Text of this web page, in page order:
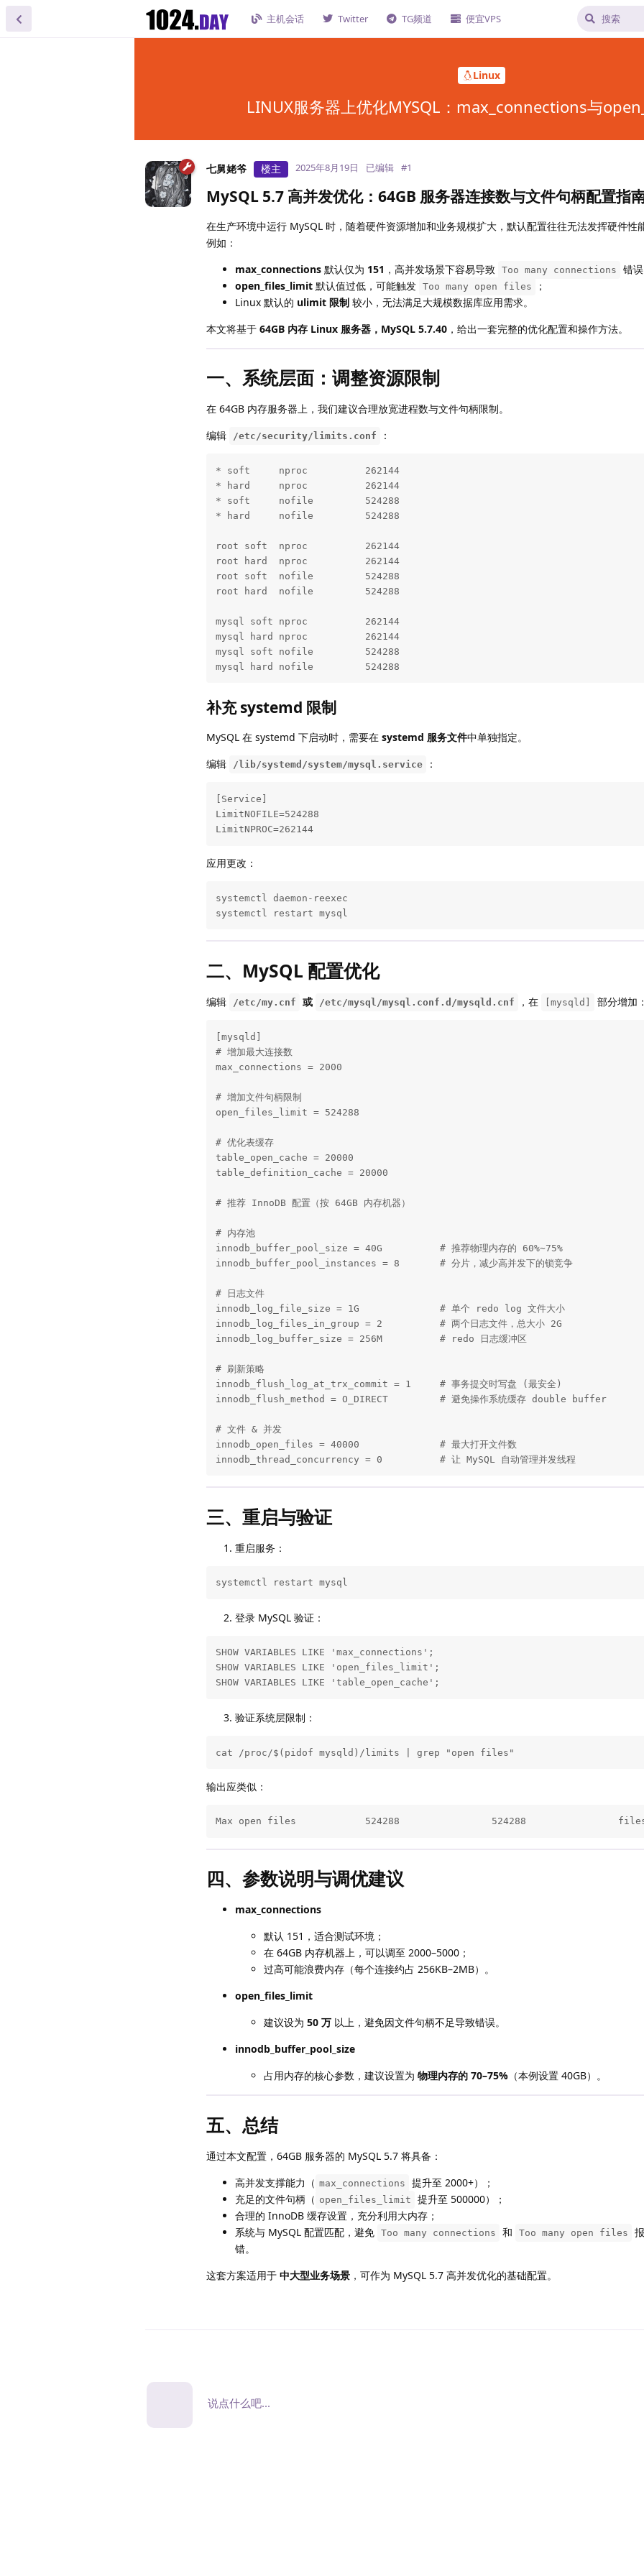
主机会话 Twitter TG频道 便宜VPS
Linux
LINUX服务器上优化MYSQL：max_connections与
七舅姥爷 楼主 2025年8月19日 已编辑 #1
MySQL 5.7 高并发优化：64GB 服务器连接数与文件句柄配置指
在生产环境中运行 MySQL 时，随着硬件资源增加和业务规模扩大，默认配置往往无法发挥硬件性
例如：
max_connections 默认仅为 151 ，高并发场景下容易导致 Too many connections
错
open_files_limit 默认值过低，可能触发 Too many open files
；
Linux 默认的 ulimit 限制 较小，无法满足大规模数据库应用需求。
本文将基于 64GB 内存 Linux 服务器，MySQL 5.7.40 ，给出一套完整的优化配置和操作方法。
一、系统层面：调整资源限制
在 64GB 内存服务器上，我们建议合理放宽进程数与文件句柄限制。
编辑
/etc/security/limits.conf ：
* soft     nproc          262144
* hard     nproc          262144
* soft     nofile         524288
* hard     nofile         524288
root soft  nproc          262144
root hard  nproc          262144
root soft  nofile         524288
root hard  nofile         524288
mysql soft nproc          262144
mysql hard nproc          262144
mysql soft nofile         524288
mysql hard nofile         524288
补充 systemd 限制
MySQL 在 systemd 下启动时，需要在 systemd 服务文件中单独指定。
编辑
/lib/systemd/system/mysql.service ：
[Service]
LimitNOFILE=524288
LimitNPROC=262144
应用更改：
systemctl daemon-reexec
systemctl restart mysql
二、MySQL 配置优化
编辑 /etc/my.cnf 或 /etc/mysql/mysql.conf.d/mysqld.cnf ，在 [mysqld] 部分增加
[mysqld]
# 增加最大连接数
max_connections = 2000
# 增加文件句柄限制
open_files_limit = 524288
# 优化表缓存
table_open_cache = 20000
table_definition_cache = 20000
# 推荐 InnoDB 配置（按 64GB 内存机器）
# 内存池
innodb_buffer_pool_size = 40G          # 推荐物理内存的 60%~75%
innodb_buffer_pool_instances = 8       # 分片，减少高并发下的锁竞争
# 日志文件
innodb_log_file_size = 1G              # 单个 redo log 文件大小
innodb_log_files_in_group = 2          # 两个日志文件，总大小 2G
innodb_log_buffer_size = 256M          # redo 日志缓冲区
# 刷新策略
innodb_flush_log_at_trx_commit = 1     # 事务提交时写盘 (最安全)
innodb_flush_method = O_DIRECT         # 避免操作系统缓存 double buffer
# 文件 & 并发
innodb_open_files = 40000              # 最大打开文件数
innodb_thread_concurrency = 0          # 让 MySQL 自动管理并发线程
三、重启与验证
重启服务：
systemctl restart mysql
登录 MySQL 验证：
SHOW VARIABLES LIKE 'max_connections';
SHOW VARIABLES LIKE 'open_files_limit';
SHOW VARIABLES LIKE 'table_open_cache';
验证系统层限制：
cat /proc/$(pidof mysqld)/limits | grep "open files"
输出应类似：
Max open files            524288                524288
四、参数说明与调优建议
max_connections
默认 151，适合测试环境；
在 64GB 内存机器上，可以调至 2000–5000；
过高可能浪费内存（每个连接约占 256KB–2MB）。
open_files_limit
建议设为 50 万 以上，避免因文件句柄不足导致错误。
innodb_buffer_pool_size
占用内存的核心参数，建议设置为 物理内存的 70–75% （本例设置 40GB）。
五、总结
通过本文配置，64GB 服务器的 MySQL 5.7 将具备：
高并发支撑能力（ max_connections
提升至 2000+）；
充足的文件句柄（ open_files_limit
提升至 500000）；
合理的 InnoDB 缓存设置，充分利用大内存；
系统与 MySQL 配置匹配，避免 Too many connections 和 Too many open files
报
错。
这套方案适用于 中大型业务场景 ，可作为 MySQL 5.7 高并发优化的基础配置。
说点什么吧...